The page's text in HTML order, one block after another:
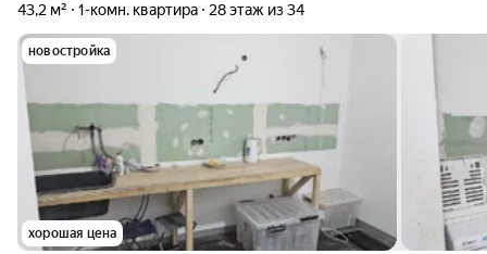
43,2 м² 1-комн. квартира 28 этаж из 34
новостройка
хорошая цена